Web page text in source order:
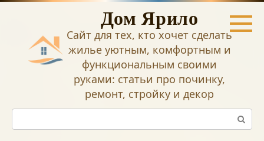
Перейти
Дом Ярило
Сайт для тех, кто хочет сделать
жилье уютным, комфортным и
функциональным своими
руками: статьи про починку,
ремонт, стройку и декор
Поиск: